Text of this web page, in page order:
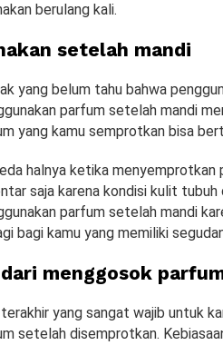
berulang kali.
setelah mandi
yang belum tahu bahwa
parfum setelah mandi
yang kamu semprotkan bisa
halnya ketika menyemprotkan
saja karena kondisi kulit
parfum setelah mandi
bagi kamu yang memiliki
menggosok
yang sangat wajib untuk
setelah disemprotkan.